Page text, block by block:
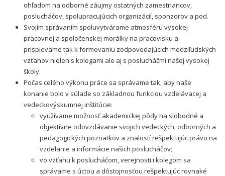
ohľadom na odborné záujmy ostatných zamestnancov,
poslucháčov, spolupracujúcich organizácií, sponzorov a pod.
Svojím správaním spoluvytvárame atmosféru vysokej
pracovnej a spoločenskej morálky na pracovisku a
prispievame tak k formovaniu zodpovedajúcich medziľudských
vzťahov nielen s kolegami ale aj s poslucháčmi našej vysokej
školy.
Počas celého výkonu práce sa správame tak, aby naše
konanie bolo v súlade so základnou funkciou vzdelávacej a
vedeckovýskumnej inštitúcie:
využívame možnosť akademickej pôdy na slobodné a
objektívne odovzdávanie svojich vedeckých, odborných a
pedagogických poznatkov a znalostí rešpektujúc právo na
vzdelanie a informácie našich poslucháčov;
vo vzťahu k poslucháčom, verejnosti i kolegom sa
správame s úctou a dôstojnosťou rešpektujúc rovnaké